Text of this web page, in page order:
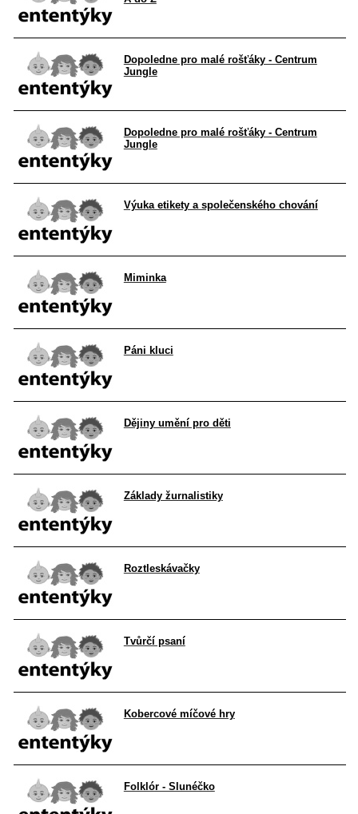
Dopoledne pro malé rošťáky - Centrum
Jungle
Dopoledne pro malé rošťáky - Centrum
Jungle
Výuka etikety a společenského chování
Miminka
Páni kluci
Dějiny umění pro děti
Základy žurnalistiky
Roztleskávačky
Tvůrčí psaní
Kobercové míčové hry
Folklór - Slunéčko